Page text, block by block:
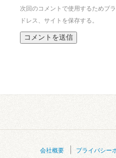
次回のコメントで使用するためブ
ドレス、サイトを保存する。
会社概要 プライバシー